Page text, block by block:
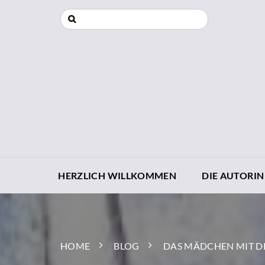
HERZLICH WILLKOMMEN DIE AUTORIN
HOME BLOG DAS MÄDCHEN MIT